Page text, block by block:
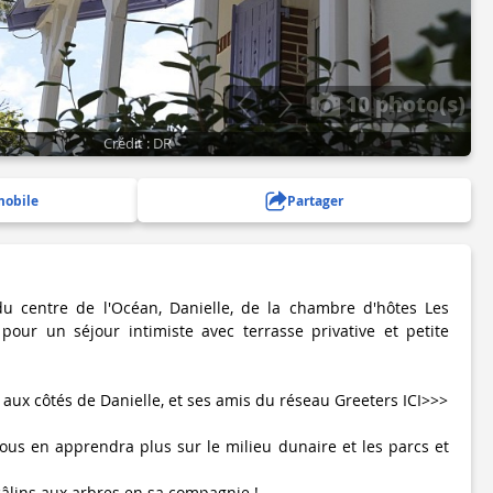
10 photo(s)
Crédit : DR
Partager
centre de l'Océan, Danielle, de la chambre d'hôtes Les
un séjour intimiste avec terrasse privative et petite
côtés de Danielle, et ses amis du réseau Greeters ICI>>>
en apprendra plus sur le milieu dunaire et les parcs et